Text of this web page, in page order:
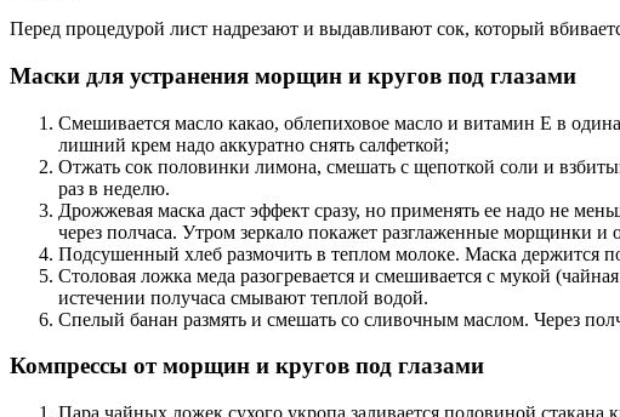
Перед процедурой лист надрезают и выдавливают сок, который
Маски для устранения морщин и кругов под глазами
Смешивается масло какао, облепиховое масло и витамин Е в
лишний крем надо аккуратно снять салфеткой;
Отжать сок половинки лимона, смешать с щепоткой соли и
раз в неделю.
Дрожжевая маска даст эффект сразу, но применять ее надо не
через полчаса. Утром зеркало покажет разглаженные морщинки и
Подсушенный хлеб размочить в теплом молоке. Маска держится
Столовая ложка меда разогревается и смешивается с мукой
истечении получаса смывают теплой водой.
Спелый банан размять и смешать со сливочным маслом. Через
Компрессы от морщин и кругов под глазами
Пара чайных ложек сухого укропа заливается половиной стакана